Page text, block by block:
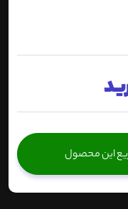
این محصول